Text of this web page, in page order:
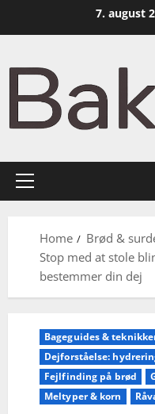
7. august
Primary
Home
Brød &
Stop med at stole
bestemmer din dej
Bageguides &
Dejforståelse:
Fejlfinding på brød
Meltyper & korn